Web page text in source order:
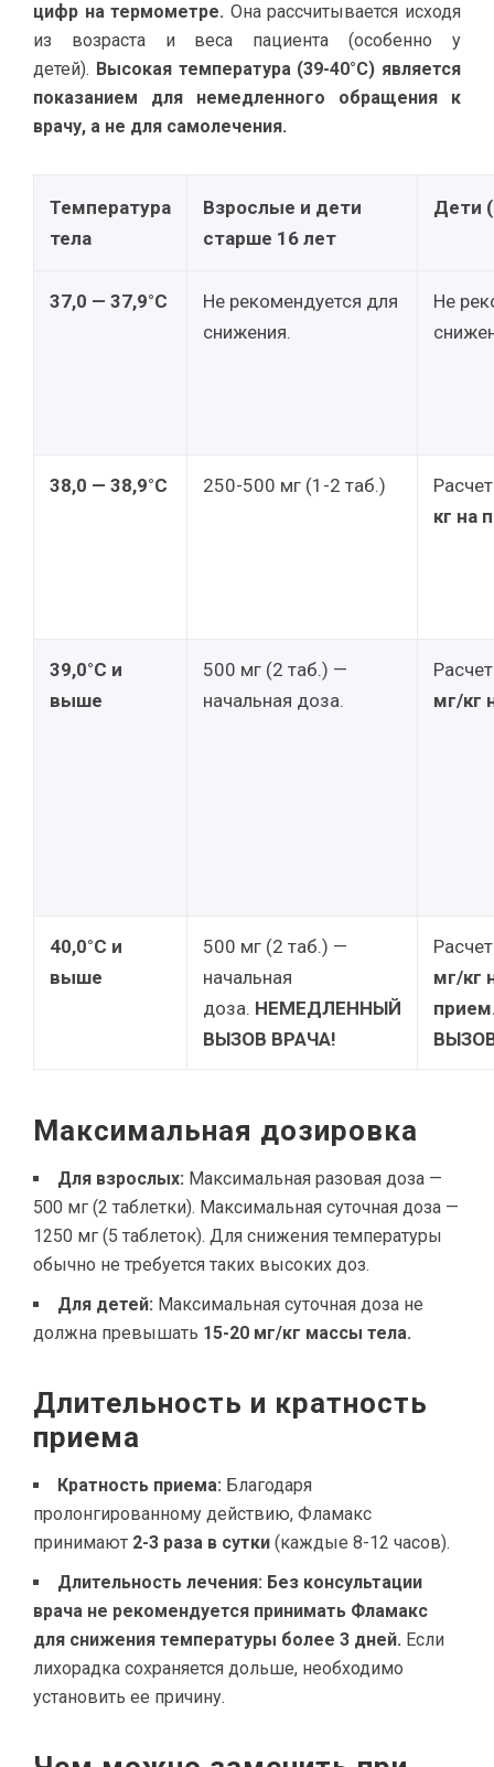
цифр на термометре. Она рассчитывается исходя
из возраста и веса пациента (особенно у
детей). Высокая температура (39-40°C) является
показанием для немедленного обращения к
врачу, а не для самолечения.
Температура
тела
Взрослые и дети
старше 16 лет
Дети
37,0 — 37,9°C
Не рекомендуется для
снижения.
Не
38,0 — 38,9°C 250-500 мг (1-2 таб.)
кг на
39,0°C и
выше
500 мг (2 таб.) —
начальная доза.
мг/кг
40,0°C и
выше
500 мг (2 таб.) —
начальная
доза. НЕМЕДЛЕННЫЙ
ВЫЗОВ ВРАЧА!
мг/кг
Максимальная дозировка
Для взрослых: Максимальная разовая доза —
500 мг (2 таблетки). Максимальная суточная доза —
1250 мг (5 таблеток). Для снижения температуры
обычно не требуется таких высоких доз.
Для детей: Максимальная суточная доза не
должна превышать 15-20 мг/кг массы тела.
Длительность и кратность
приема
Кратность приема: Благодаря
пролонгированному действию, Фламакс
принимают 2-3 раза в сутки (каждые 8-12 часов).
Длительность лечения: Без консультации
врача не рекомендуется принимать Фламакс
для снижения температуры более 3 дней. Если
лихорадка сохраняется дольше, необходимо
установить ее причину.